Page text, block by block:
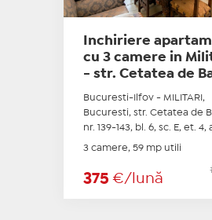
Inchiriere
cu 3 camere in
- str. Cetatea de
Bucuresti-Ilfov - MILITARI,
Bucuresti, str. Cetatea de
nr. 139-143, bl. 6, sc. E, et. 4,
3 camere, 59 mp utili
375 €/lună